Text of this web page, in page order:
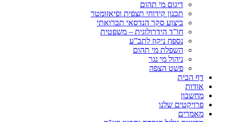
דיגום מי תהום
תכנון קידוחי תצפית ופיאזומטר
ביצוע סקר הנדסאי תברואתי
חו”ד הידרולוגית – משפטית
נספח ניקוז לתב”ע
השפלת מי תהום
ניהול מי נגר
פשט הצפה
דף הבית
אודות
מחשבון
פרויקטים שלנו
מאמרים